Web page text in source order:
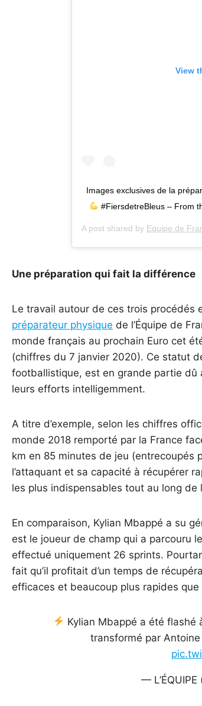
View
Images exclusives de la
#FiersdetreBleus – From
A post shared by Equipe de
Une préparation qui fait la différence
Le travail autour de ces trois procédés
préparateur physique de l’Équipe de
monde français au prochain Euro cet
(chiffres du 7 janvier 2020). Ce statut
footballistique, est en grande partie
leurs efforts intelligemment.
A titre d’exemple, selon les chiffres
monde 2018 remporté par la France
km en 85 minutes de jeu (entrecoupés
l’attaquant et sa capacité à récupérer
les plus indispensables tout au long de
En comparaison, Kylian Mbappé a su
est le joueur de champ qui a parcouru
effectué uniquement 26 sprints.
fait qu’il profitait d’un temps de
efficaces et beaucoup plus rapides
Kylian Mbappé a été flashé
transformé par
— L’ÉQUIPE